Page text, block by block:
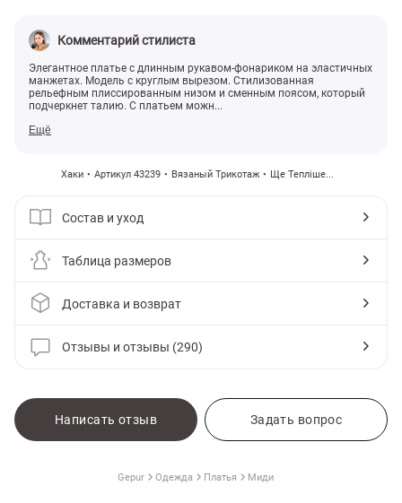
Комментарий стилиста
Элегантное платье с длинным рукавом-фонариком на эластичных
манжетах. Модель с круглым вырезом. Стилизованная
рельефным плиссированным низом и сменным поясом, который
подчеркнет талию. С платьем можн...
Ещё
Хаки Артикул 43239 Вязаный Трикотаж Ще Тепліше...
Состав и уход
Таблица размеров
Доставка и возврат
Отзывы и отзывы (290)
Написать отзыв Задать вопрос
Gepur Одежда Платья Миди